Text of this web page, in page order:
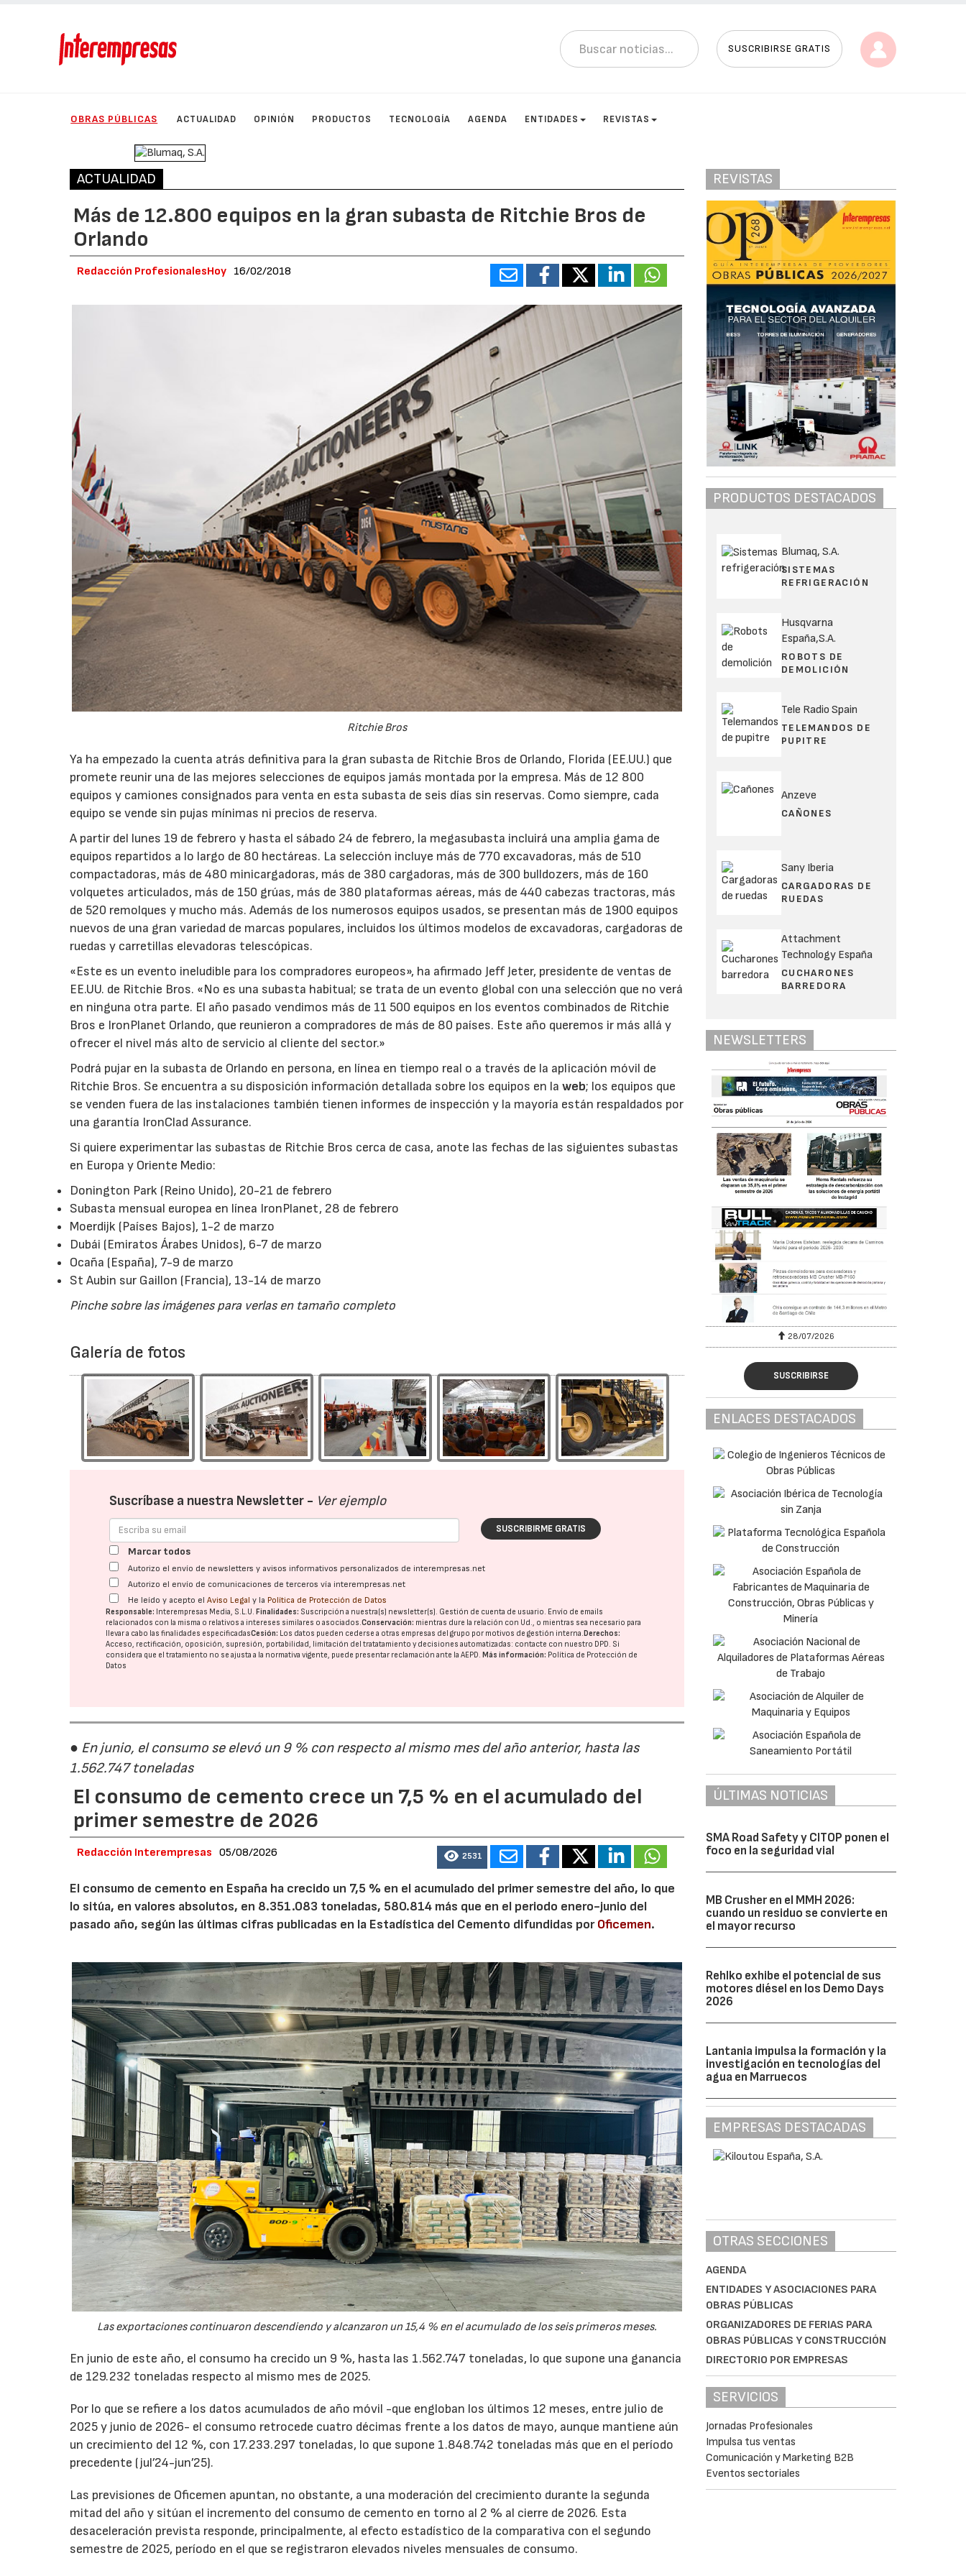
SUSCRIBIRSE GRATIS
OBRAS PÚBLICAS ACTUALIDAD OPINIÓN PRODUCTOS TECNOLOGÍA AGENDA ENTIDADES REVISTAS
ACTUALIDAD
Más de 12.800 equipos en la gran subasta de Ritchie Bros de
Orlando
Redacción ProfesionalesHoy 16/02/2018
Ritchie Bros
Ya ha empezado la cuenta atrás definitiva para la gran subasta de Ritchie Bros de Orlando, Florida (EE.UU.) que
promete reunir una de las mejores selecciones de equipos jamás montada por la empresa. Más de 12 800
equipos y camiones consignados para venta en esta subasta de seis días sin reservas. Como siempre, cada
equipo se vende sin pujas mínimas ni precios de reserva.
A partir del lunes 19 de febrero y hasta el sábado 24 de febrero, la megasubasta incluirá una amplia gama de
equipos repartidos a lo largo de 80 hectáreas. La selección incluye más de 770 excavadoras, más de 510
compactadoras, más de 480 minicargadoras, más de 380 cargadoras, más de 300 bulldozers, más de 160
volquetes articulados, más de 150 grúas, más de 380 plataformas aéreas, más de 440 cabezas tractoras, más
de 520 remolques y mucho más. Además de los numerosos equipos usados, se presentan más de 1900 equipos
nuevos de una gran variedad de marcas populares, incluidos los últimos modelos de excavadoras, cargadoras de
ruedas y carretillas elevadoras telescópicas.
«Este es un evento ineludible para los compradores europeos», ha afirmado Jeff Jeter, presidente de ventas de
EE.UU. de Ritchie Bros. «No es una subasta habitual; se trata de un evento global con una selección que no verá
en ninguna otra parte. El año pasado vendimos más de 11 500 equipos en los eventos combinados de Ritchie
Bros e IronPlanet Orlando, que reunieron a compradores de más de 80 países. Este año queremos ir más allá y
ofrecer el nivel más alto de servicio al cliente del sector.»
Podrá pujar en la subasta de Orlando en persona, en línea en tiempo real o a través de la aplicación móvil de
Ritchie Bros. Se encuentra a su disposición información detallada sobre los equipos en laweb; los equipos que
se venden fuera de las instalaciones también tienen informes de inspección y la mayoría están respaldados por
una garantía IronClad Assurance.
Si quiere experimentar las subastas de Ritchie Bros cerca de casa, anote las fechas de las siguientes subastas
en Europa y Oriente Medio:
Donington Park (Reino Unido), 20-21 de febrero
Subasta mensual europea en línea IronPlanet, 28 de febrero
Moerdijk (Países Bajos), 1-2 de marzo
Dubái (Emiratos Árabes Unidos), 6-7 de marzo
Ocaña (España), 7-9 de marzo
St Aubin sur Gaillon (Francia), 13-14 de marzo
Pinche sobre las imágenes para verlas en tamaño completo
Galería de fotos
Suscríbase a nuestra Newsletter - Ver ejemplo
SUSCRIBIRME GRATIS
Marcar todos
Autorizo el envío de newsletters y avisos informativos personalizados de interempresas.net
Autorizo el envío de comunicaciones de terceros vía interempresas.net
He leído y acepto elAviso Legal y la Política de Protección de Datos
Responsable: Interempresas Media, S.L.U.Finalidades: Suscripción a nuestra(s) newsletter(s). Gestión de cuenta de usuario. Envío de emails
relacionados con la misma o relativos a intereses similares o asociados.Conservación: mientras dure la relación con Ud., o mientras sea necesario para
llevar a cabo las finalidades especificadasCesión: Los datos pueden cederse a otras empresas del grupo por motivos de gestión interna.Derechos:
Acceso, rectificación, oposición, supresión, portabilidad, limitación del tratatamiento y decisiones automatizadas: contacte con nuestro DPD. Si
considera que el tratamiento no se ajusta a la normativa vigente, puede presentar reclamación ante laAEPD.Más información: Política de Protección de
Datos
● En junio, el consumo se elevó un 9 % con respecto al mismo mes del año anterior, hasta las
1.562.747 toneladas
El consumo de cemento crece un 7,5 % en el acumulado del
primer semestre de 2026
Redacción Interempresas 05/08/2026 2531
El consumo de cemento en España ha crecido un 7,5 % en el acumulado del primer semestre del año, lo que
lo sitúa, en valores absolutos, en 8.351.083 toneladas, 580.814 más que en el periodo enero-junio del
pasado año, según las últimas cifras publicadas en la Estadística del Cemento difundidas porOficemen.
Las exportaciones continuaron descendiendo y alcanzaron un 15,4 % en el acumulado de los seis primeros meses.
En junio de este año, el consumo ha crecido un 9 %, hasta las 1.562.747 toneladas, lo que supone una ganancia
de 129.232 toneladas respecto al mismo mes de 2025.
Por lo que se refiere a los datos acumulados de año móvil -que engloban los últimos 12 meses, entre julio de
2025 y junio de 2026- el consumo retrocede cuatro décimas frente a los datos de mayo, aunque mantiene aún
un crecimiento del 12 %, con 17.233.297 toneladas, lo que supone 1.848.742 toneladas más que en el período
precedente (jul’24-jun’25).
Las previsiones de Oficemen apuntan, no obstante, a una moderación del crecimiento durante la segunda
mitad del año y sitúan el incremento del consumo de cemento en torno al 2 % al cierre de 2026. Esta
desaceleración prevista responde, principalmente, al efecto estadístico de la comparativa con el segundo
semestre de 2025, período en el que se registraron elevados niveles mensuales de consumo.
REVISTAS
PRODUCTOS DESTACADOS
Blumaq, S.A.
SISTEMAS
REFRIGERACIÓN
Husqvarna
España,S.A.
ROBOTS DE
DEMOLICIÓN
Tele Radio Spain
TELEMANDOS DE
PUPITRE
Anzeve
CAÑONES
Sany Iberia
CARGADORAS DE
RUEDAS
Attachment
Technology España
CUCHARONES
BARREDORA
NEWSLETTERS
28/07/2026
SUSCRIBIRSE
ENLACES DESTACADOS
ÚLTIMAS NOTICIAS
SMA Road Safety y CITOP ponen el
foco en la seguridad vial
MB Crusher en el MMH 2026:
cuando un residuo se convierte en
el mayor recurso
Rehlko exhibe el potencial de sus
motores diésel en los Demo Days
2026
Lantania impulsa la formación y la
investigación en tecnologías del
agua en Marruecos
EMPRESAS DESTACADAS
OTRAS SECCIONES
AGENDA
ENTIDADES Y ASOCIACIONES PARA
OBRAS PÚBLICAS
ORGANIZADORES DE FERIAS PARA
OBRAS PÚBLICAS Y CONSTRUCCIÓN
DIRECTORIO POR EMPRESAS
SERVICIOS
Jornadas Profesionales
Impulsa tus ventas
Comunicación y Marketing B2B
Eventos sectoriales